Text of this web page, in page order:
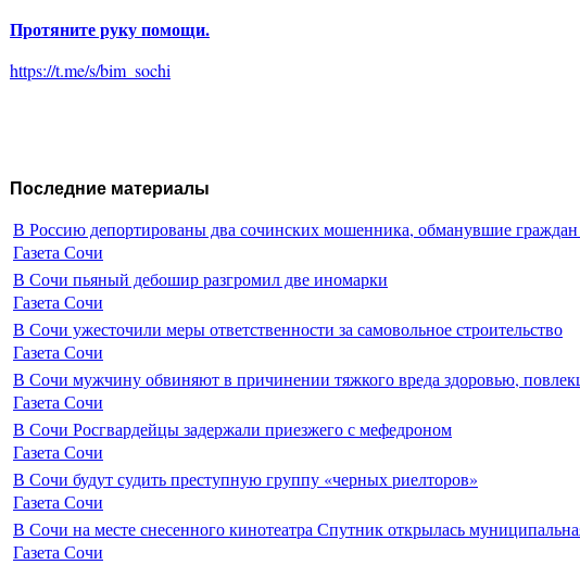
Протяните руку помощи.
https://t.me/s/bim_sochi
Последние материалы
В Россию депортированы два сочинских мошенника, обманувшие
Газета Сочи
В Сочи пьяный дебошир разгромил две иномарки
Газета Сочи
В Сочи ужесточили меры ответственности за самовольное строительство
Газета Сочи
В Сочи мужчину обвиняют в причинении тяжкого вреда здоровью,
Газета Сочи
В Сочи Росгвардейцы задержали приезжего с мефедроном
Газета Сочи
В Сочи будут судить преступную группу «черных риелторов»
Газета Сочи
В Сочи на месте снесенного кинотеатра Спутник открылась
Газета Сочи